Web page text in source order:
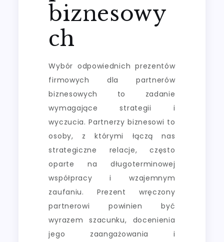
biznesowy
ch
Wybór odpowiednich prezentów
firmowych dla partnerów
biznesowych to zadanie
wymagające strategii i
wyczucia. Partnerzy biznesowi to
osoby, z którymi łączą nas
strategiczne relacje, często
oparte na długoterminowej
współpracy i wzajemnym
zaufaniu. Prezent wręczony
partnerowi powinien być
wyrazem szacunku, docenienia
jego zaangażowania i